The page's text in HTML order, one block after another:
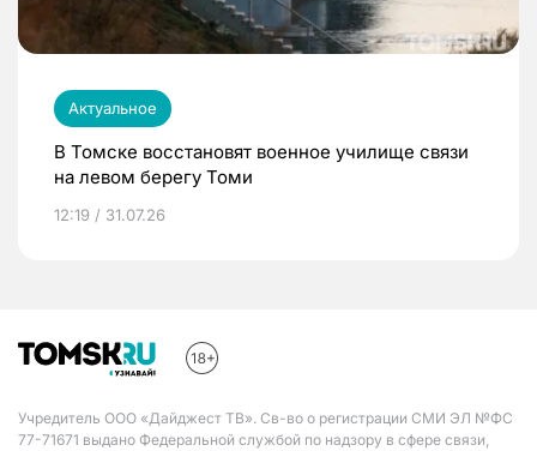
Актуальное
В Томске восстановят военное училище связи
на левом берегу Томи
12:19 / 31.07.26
Учредитель ООО «Дайджест ТВ». Св-во о регистрации СМИ ЭЛ №ФС
77-71671 выдано Федеральной службой по надзору в сфере связи,